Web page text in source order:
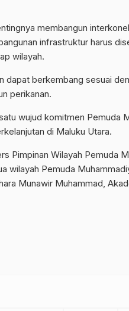
membangun
infrastruktur harus
wilayah.
dapat berkembang sesuai
perikanan.
wujud komitmen Pemuda
di Maluku Utara.
Pimpinan Wilayah Pemuda
wilayah Pemuda
Munawir Muhammad,